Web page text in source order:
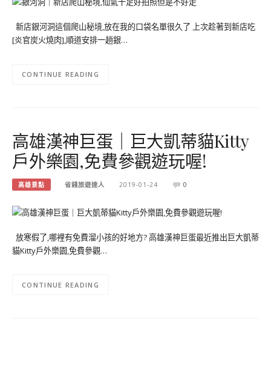
新店銀河洞這個爬山秘境,放在我的口袋名單很久了 上次趁著到新店吃
[炎官炭火燒肉],順道安排一趟銀…
CONTINUE READING
高雄漢神巨蛋｜巨大凱蒂貓Kitty
戶外樂園,免費參觀遊玩喔!
高雄景點 省錢旅遊達人 2019-01-24 0
放寒假了,哪裡有免費溜小孩的好地方? 高雄漢神巨蛋最近推出巨大凱蒂
貓Kitty戶外樂園,免費參觀…
CONTINUE READING